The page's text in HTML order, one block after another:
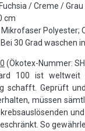
/ Creme /
cm
Polyester;
30 Grad waschen
(Ökotex-Nummer:
100 ist
schafft. Geprüft
müssen
So